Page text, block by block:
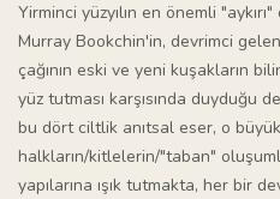
Yirminci yüzyılın en önemli
Murray Bookchin'in, devrimci
çağının eski ve yeni kuşakların
yüz tutması karşısında duyduğu
bu dört ciltlik anıtsal eser, o
halkların/kitlelerin/"taban"
yapılarına ışık tutmakta, her bir